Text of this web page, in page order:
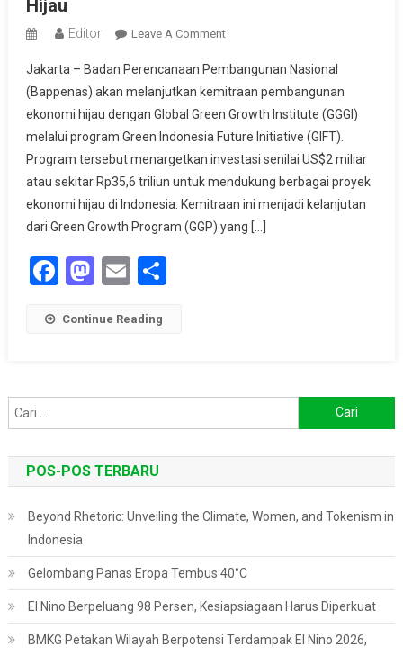
Hijau
Editor Leave A CommentOn
Gandeng
GGGI
Dorong
Ekonomi
Hijau
Jakarta – Badan Perencanaan Pembangunan Nasional
(Bappenas) akan melanjutkan kemitraan pembangunan
ekonomi hijau dengan Global Green Growth Institute (GGGI)
melalui program Green Indonesia Future Initiative (GIFT).
Program tersebut menargetkan investasi senilai US$2 miliar
atau sekitar Rp35,6 triliun untuk mendukung berbagai proyek
ekonomi hijau di Indonesia. Kemitraan ini menjadi kelanjutan
dari Green Growth Program (GGP) yang […]
Facebook
Mastodon
EmailShare
Continue Reading
untuk:
POS-POS TERBARU
Beyond Rhetoric: Unveiling the Climate, Women, and Tokenism in
Indonesia
Gelombang Panas Eropa Tembus 40°C
El Nino Berpeluang 98 Persen, Kesiapsiagaan Harus Diperkuat
BMKG Petakan Wilayah Berpotensi Terdampak El Nino 2026,